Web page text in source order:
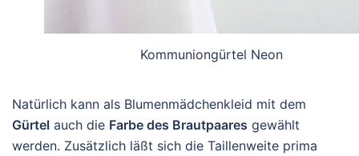
Kommuniongürtel Neon
Natürlich kann als Blumenmädchenkleid mit dem
Gürtel auch die Farbe des Brautpaares gewählt
werden. Zusätzlich läßt sich die Taillenweite prima